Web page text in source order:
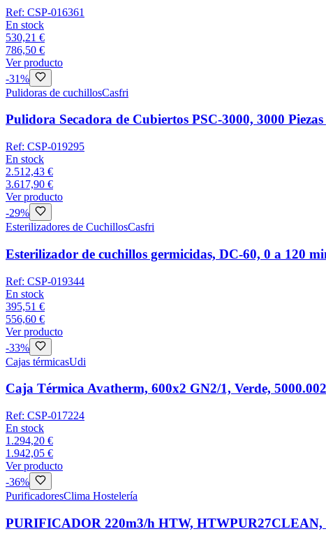
Ref: CSP-016361
En stock
530,21 €
786,50 €
Ver producto
-31%
Pulidoras de cuchillosCasfri
Pulidora Secadora de Cubiertos PSC-3000, 3000
Ref: CSP-019295
En stock
2.512,43 €
3.617,90 €
Ver producto
-29%
Esterilizadores de CuchillosCasfri
Esterilizador de cuchillos germicidas, DC-60, 0 a 120
Ref: CSP-019344
En stock
395,51 €
556,60 €
Ver producto
-33%
Cajas térmicasUdi
Caja Térmica Avatherm, 600x2 GN2/1, Verde, 5000.002
Ref: CSP-017224
En stock
1.294,20 €
1.942,05 €
Ver producto
-36%
PurificadoresClima Hostelería
PURIFICADOR 220m3/h HTW, HTWPUR27CLEAN,